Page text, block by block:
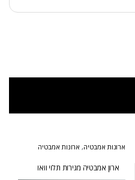
ארונות אמבטיה, ארונות אמבטיה
ארון אמבטיה מגירות תלוי וואו